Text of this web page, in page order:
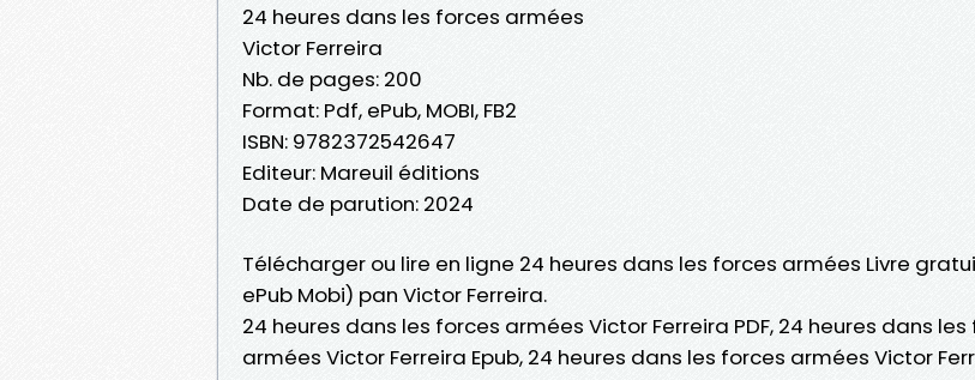
24 heures dans les forces armées
Victor Ferreira
Nb. de pages: 200
Format: Pdf, ePub, MOBI, FB2
ISBN: 9782372542647
Editeur: Mareuil éditions
Date de parution: 2024
Télécharger ou lire en ligne 24 heures dans les forces armées Livre
ePub Mobi) pan Victor Ferreira.
24 heures dans les forces armées Victor Ferreira PDF, 24 heures dans
armées Victor Ferreira Epub, 24 heures dans les forces armées Victor